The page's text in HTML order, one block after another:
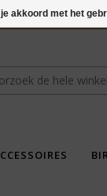
akkoord met het